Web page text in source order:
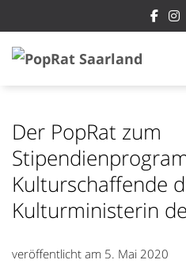
Der PopRat zum
Kulturschaffende
Kulturministerin
veröffentlicht am 5. Mai 2020